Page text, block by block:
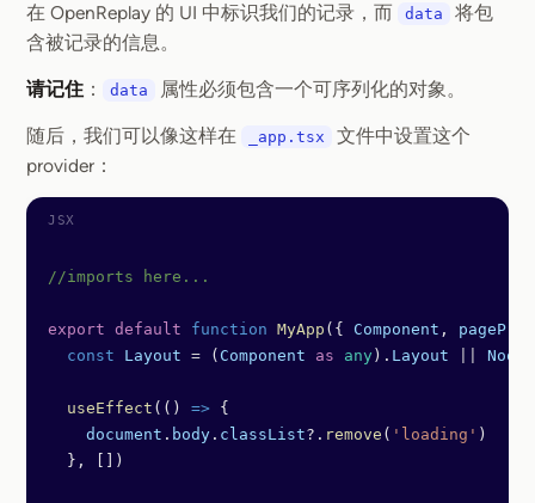
在 OpenReplay 的 UI 中标识我们的记录，而
data
将包
含被记录的信息。
请记住 ： data 属性必须包含一个可序列化的对象。
随后，我们可以像这样在 _app.tsx
文件中设置这个
provider：
//imports here...
export default function MyApp ({ Component ,
  const
Layout = ( Component as any ). Layout Noop
  useEffect
(() => {
    document
. body . classList?. remove ( 'loading' )
  }, [])